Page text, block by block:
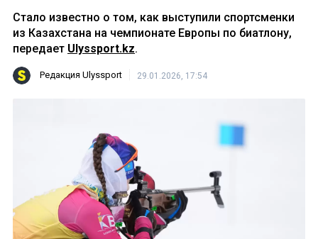
Стало известно о том, как выступили спортсменки
из Казахстана на чемпионате Европы по биатлону,
передает Ulyssport.kz.
Редакция Ulyssport 29.01.2026, 17:54